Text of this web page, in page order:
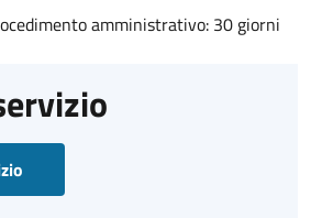
amministrativo: 30 giorni